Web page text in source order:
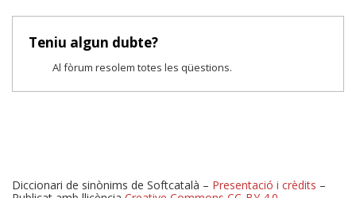
Teniu algun dubte?
Al fòrum resolem totes les qüestions.
Diccionari de sinònims de Softcatalà – Presentació i crèdits –